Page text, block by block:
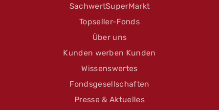
SachwertSuperMarkt
Topseller-Fonds
Über uns
Kunden werben Kunden
Wissenswertes
Fondsgesellschaften
Presse & Aktuelles